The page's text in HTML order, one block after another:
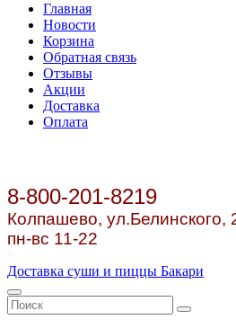
Главная
Новости
Корзина
Обратная связь
Отзывы
Акции
Доставка
Оплата
8-800-201-8219
Колпашево, ул.Белинского,
пн-вс 11-22
Доставка суши и пиццы Бакари